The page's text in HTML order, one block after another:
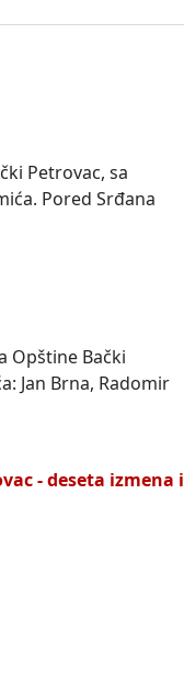
Petrovac, sa
Pored Srđana
Opštine Bački
Jan Brna, Radomir
- deseta izmena i